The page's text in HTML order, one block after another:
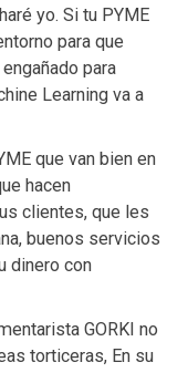
yo. Si tu PYME
para que
para
Learning va a
que van bien en
hacen
clientes, que les
buenos servicios
dinero con
GORKI no
torticeras, En su